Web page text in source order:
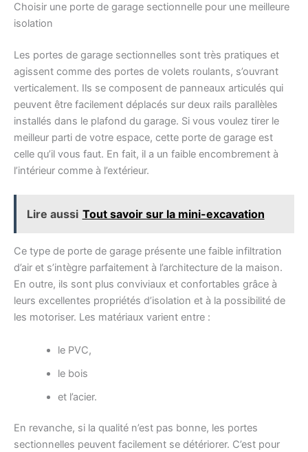
Choisir une porte de garage sectionnelle pour une meilleure
isolation
Les portes de garage sectionnelles sont très pratiques et
agissent comme des portes de volets roulants, s’ouvrant
verticalement. Ils se composent de panneaux articulés qui
peuvent être facilement déplacés sur deux rails parallèles
installés dans le plafond du garage. Si vous voulez tirer le
meilleur parti de votre espace, cette porte de garage est
celle qu’il vous faut. En fait, il a un faible encombrement à
l’intérieur comme à l’extérieur.
Lire aussi Tout savoir sur la mini-excavation
Ce type de porte de garage présente une faible infiltration
d’air et s’intègre parfaitement à l’architecture de la maison.
En outre, ils sont plus conviviaux et confortables grâce à
leurs excellentes propriétés d’isolation et à la possibilité de
les motoriser. Les matériaux varient entre :
le PVC,
le bois
et l’acier.
En revanche, si la qualité n’est pas bonne, les portes
sectionnelles peuvent facilement se détériorer. C’est pour